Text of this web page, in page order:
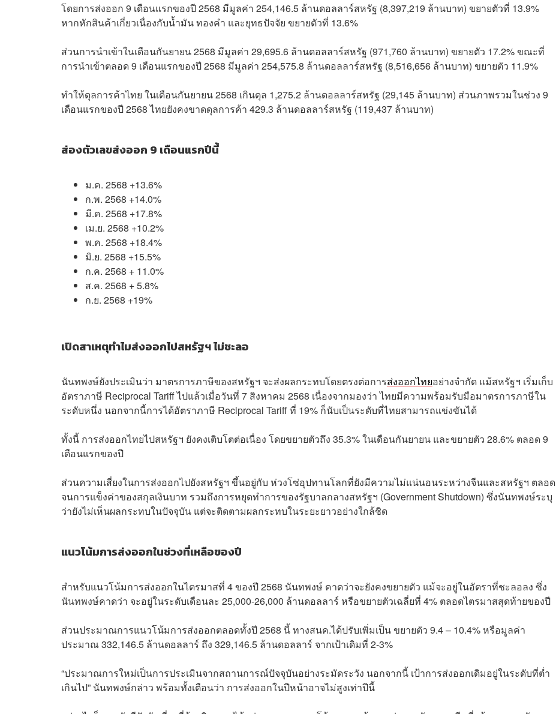
โดยการส่งออก 9 เดือนแรกของปี 2568 มีมูลค่า 254,146.5 ล้านดอลลาร์สหรัฐ (8,397,219 ล้านบาท) ขยายตัวที่ 13.9%
หากหักสินค้าเกี่ยวเนื่องกับน้ำมัน ทองคำ และยุทธปัจจัย ขยายตัวที่ 13.6%
ส่วนการนำเข้าในเดือนกันยายน 2568 มีมูลค่า 29,695.6 ล้านดอลลาร์สหรัฐ (971,760 ล้านบาท) ขยายตัว 17.2% ขณะที่
การนำเข้าตลอด 9 เดือนแรกของปี 2568 มีมูลค่า 254,575.8 ล้านดอลลาร์สหรัฐ (8,516,656 ล้านบาท) ขยายตัว 11.9%
ทำให้ดุลการค้าไทย ในเดือนกันยายน 2568 เกินดุล 1,275.2 ล้านดอลลาร์สหรัฐ (29,145 ล้านบาท) ส่วนภาพรวมในช่วง 9
เดือนแรกของปี 2568 ไทยยังคงขาดดุลการค้า 429.3 ล้านดอลลาร์สหรัฐ (119,437 ล้านบาท)
ส่องตัวเลขส่งออก 9 เดือนแรกปีนี้
ม.ค. 2568 +13.6%
ก.พ. 2568 +14.0%
มี.ค. 2568 +17.8%
เม.ย. 2568 +10.2%
พ.ค. 2568 +18.4%
มิ.ย. 2568 +15.5%
ก.ค. 2568 + 11.0%
ส.ค. 2568 + 5.8%
ก.ย. 2568 +19%
เปิดสาเหตุทำไมส่งออกไปสหรัฐฯ ไม่ชะลอ
นันทพงษ์ยังประเมินว่า มาตรการภาษีของสหรัฐฯ จะส่งผลกระทบโดยตรงต่อการส่งออกไทยอย่างจำกัด แม้สหรัฐฯ เริ่มเก็บ
อัตราภาษี Reciprocal Tariff ไปแล้วเมื่อวันที่ 7 สิงหาคม 2568 เนื่องจากมองว่า ไทยมีความพร้อมรับมือมาตรการภาษีใน
ระดับหนึ่ง นอกจากนี้การได้อัตราภาษี Reciprocal Tariff ที่ 19% ก็นับเป็นระดับที่ไทยสามารถแข่งขันได้
ทั้งนี้ การส่งออกไทยไปสหรัฐฯ ยังคงเติบโตต่อเนื่อง โดยขยายตัวถึง 35.3% ในเดือนกันยายน และขยายตัว 28.6% ตลอด 9
เดือนแรกของปี
ส่วนความเสี่ยงในการส่งออกไปยังสหรัฐฯ ขึ้นอยู่กับ ห่วงโซ่อุปทานโลกที่ยังมีความไม่แน่นอนระหว่างจีนและสหรัฐฯ ตลอด
จนการแข็งค่าของสกุลเงินบาท รวมถึงการหยุดทำการของรัฐบาลกลางสหรัฐฯ (Government Shutdown) ซึ่งนันทพงษ์ระบุ
ว่ายังไม่เห็นผลกระทบในปัจจุบัน แต่จะติดตามผลกระทบในระยะยาวอย่างใกล้ชิด
แนวโน้มการส่งออกในช่วงที่เหลือของปี
สำหรับแนวโน้มการส่งออกในไตรมาสที่ 4 ของปี 2568 นันทพงษ์ คาดว่าจะยังคงขยายตัว แม้จะอยู่ในอัตราที่ชะลอลง ซึ่ง
นันทพงษ์คาดว่า จะอยู่ในระดับเดือนละ 25,000-26,000 ล้านดอลลาร์ หรือขยายตัวเฉลี่ยที่ 4% ตลอดไตรมาสสุดท้ายของปี
ส่วนประมาณการแนวโน้มการส่งออกตลอดทั้งปี 2568 นี้ ทางสนค.ได้ปรับเพิ่มเป็น ขยายตัว 9.4 – 10.4% หรือมูลค่า
ประมาณ 332,146.5 ล้านดอลลาร์ ถึง 329,146.5 ล้านดอลลาร์ จากเป้าเดิมที่ 2-3%
“ประมาณการใหม่เป็นการประเมินจากสถานการณ์ปัจจุบันอย่างระมัดระวัง นอกจากนี้ เป้าการส่งออกเดิมอยู่ในระดับที่ต่ำ
เกินไป” นันทพงษ์กล่าว พร้อมทั้งเตือนว่า การส่งออกในปีหน้าอาจไม่สูงเท่าปีนี้